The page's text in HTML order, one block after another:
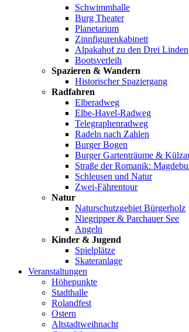
Schwimmhalle
Burg Theater
Planetarium
Zinnfigurenkabinett
Alpakahof zu den Drei Linden
Bootsverleih
Spazieren & Wandern
Historischer Spaziergang
Radfahren
Elberadweg
Elbe-Havel-Radweg
Telegraphenradweg
Radeln nach Zahlen
Burger Bogen
Burger Gartenträume &
Straße der Romanik:
Schleusen und Natur
Zwei-Fährentour
Natur
Naturschutzgebiet Bürgerholz
Niegripper & Parchauer See
Angeln
Kinder & Jugend
Spielplätze
Skateranlage
Veranstaltungen
Höhepunkte
Stadthalle
Rolandfest
Ostern
Altstadtweihnacht